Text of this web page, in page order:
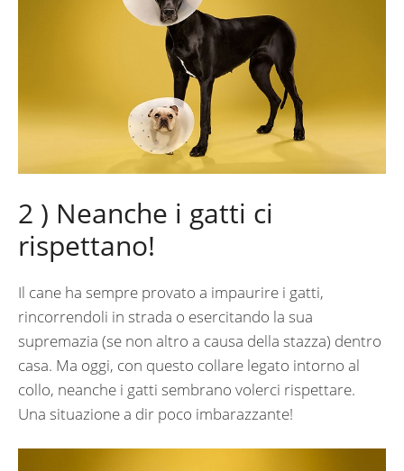
2 ) Neanche i gatti ci
rispettano!
Il cane ha sempre provato a impaurire i gatti,
rincorrendoli in strada o esercitando la sua
supremazia (se non altro a causa della stazza) dentro
casa. Ma oggi, con questo collare legato intorno al
collo, neanche i gatti sembrano volerci rispettare.
Una situazione a dir poco imbarazzante!